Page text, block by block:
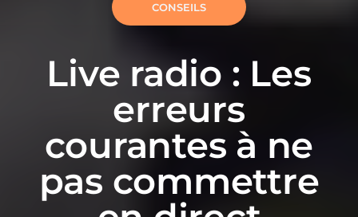
CONSEILS
Live radio : Les
erreurs
courantes à ne
pas commettre